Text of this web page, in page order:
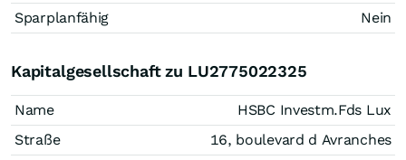
Sparplanfähig
Nein
Kapitalgesellschaft zu LU2775022325
Name
HSBC Investm.Fds Lux
Straße
16, boulevard d Avranches